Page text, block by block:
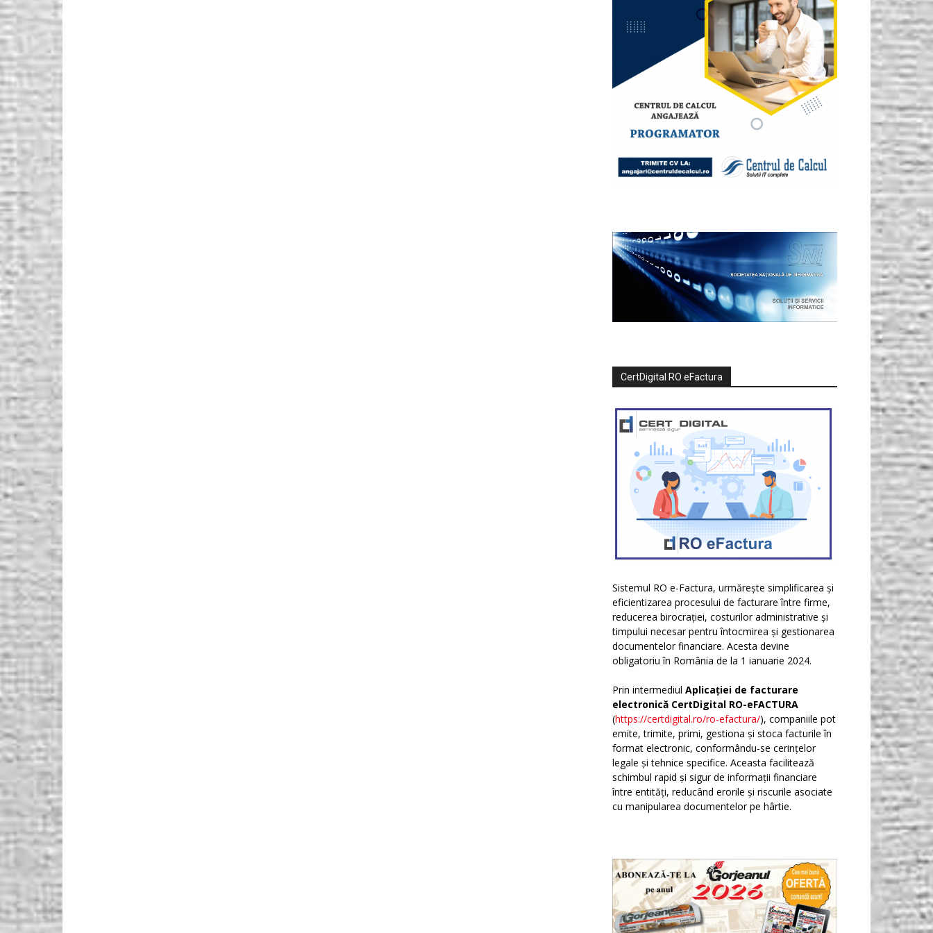
CertDigital RO eFactura
Sistemul RO e-Factura, urmărește simplificarea și
eficientizarea procesului de facturare între firme,
reducerea birocrației, costurilor administrative și
timpului necesar pentru întocmirea și gestionarea
documentelor financiare. Acesta devine
obligatoriu în România de la 1 ianuarie 2024.
Prin intermediul Aplicației de facturare
electronică CertDigital RO-eFACTURA
(https://certdigital.ro/ro-efactura/), companiile pot
emite, trimite, primi, gestiona și stoca facturile în
format electronic, conformându-se cerințelor
legale și tehnice specifice. Aceasta facilitează
schimbul rapid și sigur de informații financiare
între entități, reducând erorile și riscurile asociate
cu manipularea documentelor pe hârtie.